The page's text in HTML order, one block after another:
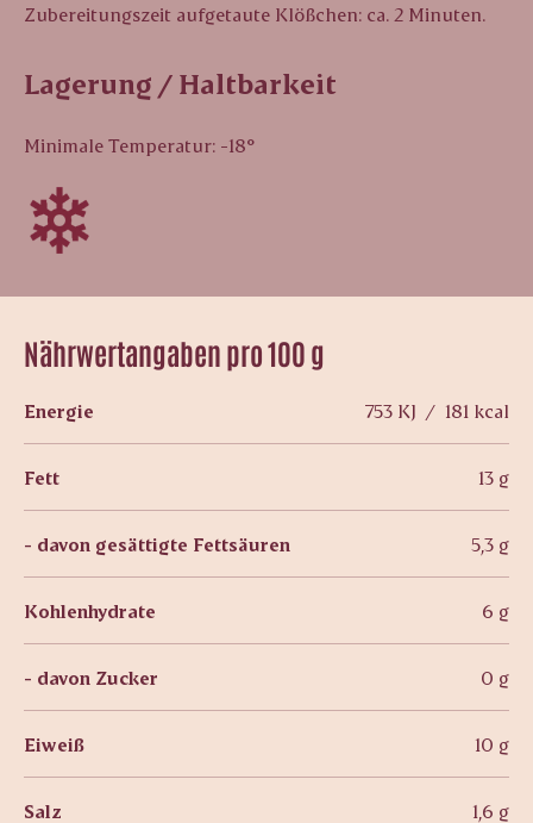
Nährwertangaben pro 100 g
Energie 753 KJ / 181 kcal
Fett 13 g
- davon gesättigte Fettsäuren 5,3 g
Kohlenhydrate 6 g
- davon Zucker 0 g
Eiweiß 10 g
Salz 1,6 g
Zubereitungszeit aufgetaute Klößchen: ca. 2 Minuten.
Lagerung / Haltbarkeit
Minimale Temperatur: -18°